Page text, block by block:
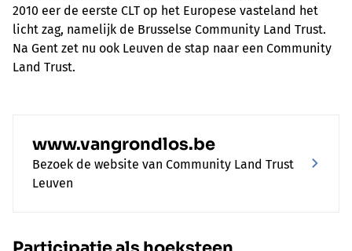
2010 eer de eerste CLT op het Europese vasteland het
licht zag, namelijk de Brusselse Community Land Trust.
Na Gent zet nu ook Leuven de stap naar een Community
Land Trust.
www.vangrondlos.be
Bezoek de website van Community Land Trust
Leuven